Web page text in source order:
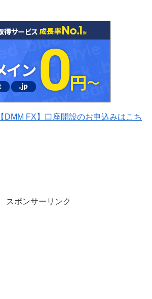
【DMM FX】口座開設のお申込みはこち
スポンサーリンク